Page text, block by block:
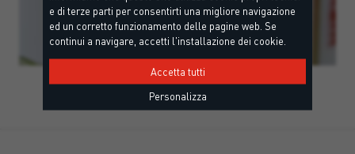
e di terze parti per consentirti una migliore navigazione
ed un corretto funzionamento delle pagine web. Se
continui a navigare, accetti l'installazione dei cookie.
Accetta tutti
Personalizza